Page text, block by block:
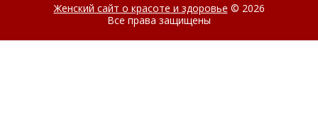
Женский сайт о красоте и здоровье © 2026
Все права защищены